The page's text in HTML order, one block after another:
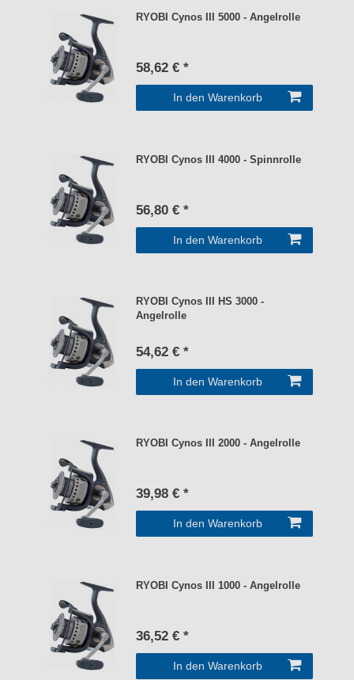
RYOBI Cynos III 5000 - Angelrolle
58,62 € *
In den Warenkorb
RYOBI Cynos III 4000 - Spinnrolle
56,80 € *
In den Warenkorb
RYOBI Cynos III HS 3000 -
Angelrolle
54,62 € *
In den Warenkorb
RYOBI Cynos III 2000 - Angelrolle
39,98 € *
In den Warenkorb
RYOBI Cynos III 1000 - Angelrolle
36,52 € *
In den Warenkorb